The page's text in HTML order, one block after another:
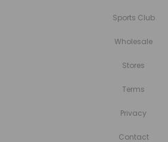
Sports Club
Wholesale
Stores
Terms
Privacy
Contact